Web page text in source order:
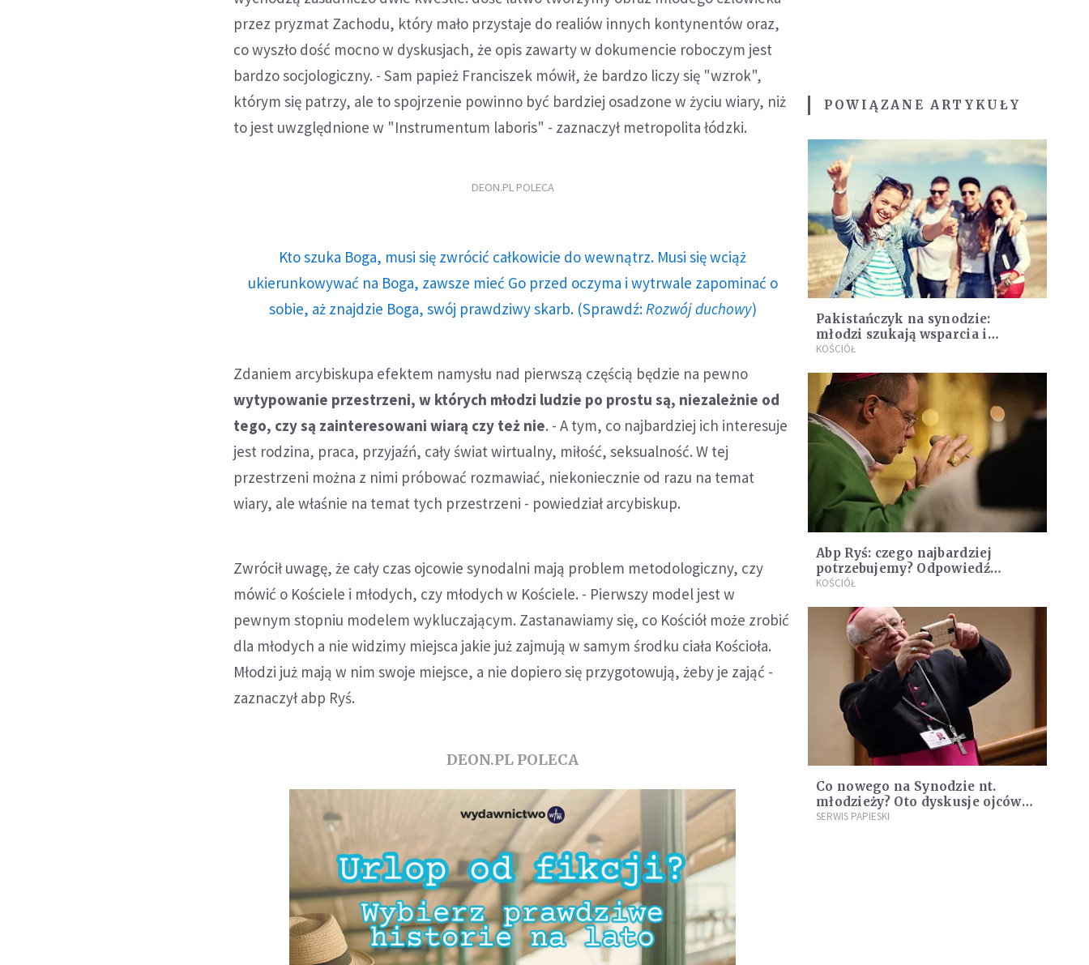
przez pryzmat Zachodu, który mało przystaje do realiów innych kontynentów oraz,
co wyszło dość mocno w dyskusjach, że opis zawarty w dokumencie roboczym jest
bardzo socjologiczny. - Sam papież Franciszek mówił, że bardzo liczy się "wzrok",
którym się patrzy, ale to spojrzenie powinno być bardziej osadzone w życiu wiary, niż
to jest uwzględnione w "Instrumentum laboris" - zaznaczył metropolita łódzki.
DEON.PL POLECA
Kto szuka Boga, musi się zwrócić całkowicie do wewnątrz. Musi się wciąż
ukierunkowywać na Boga, zawsze mieć Go przed oczyma i wytrwale zapominać o
sobie, aż znajdzie Boga, swój prawdziwy skarb. (Sprawdź: Rozwój duchowy)
Zdaniem arcybiskupa efektem namysłu nad pierwszą częścią będzie na pewno
wytypowanie przestrzeni, w których młodzi ludzie po prostu są, niezależnie od
tego, czy są zainteresowani wiarą czy też nie. - A tym, co najbardziej ich interesuje
jest rodzina, praca, przyjaźń, cały świat wirtualny, miłość, seksualność. W tej
przestrzeni można z nimi próbować rozmawiać, niekoniecznie od razu na temat
wiary, ale właśnie na temat tych przestrzeni - powiedział arcybiskup.
Zwrócił uwagę, że cały czas ojcowie synodalni mają problem metodologiczny, czy
mówić o Kościele i młodych, czy młodych w Kościele. - Pierwszy model jest w
pewnym stopniu modelem wykluczającym. Zastanawiamy się, co Kościół może zrobić
dla młodych a nie widzimy miejsca jakie już zajmują w samym środku ciała Kościoła.
Młodzi już mają w nim swoje miejsce, a nie dopiero się przygotowują, żeby je zająć -
zaznaczył abp Ryś.
DEON.PL POLECA
POWIĄZANE ARTYKUŁY
Pakistańczyk na synodzie:
młodzi szukają wsparcia i
prowadzenia
KOŚCIÓŁ
Abp Ryś: czego najbardziej
potrzebujemy? Odpowiedź
znajduje się w dzisiejszej
KOŚCIÓŁ
Co nowego na Synodzie nt.
młodzieży? Oto dyskusje ojców
synodalnych z szóstej
SERWIS PAPIESKI